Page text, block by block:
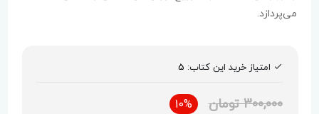
می‌پردازد.
امتیاز خرید این کتاب: 5
300,000 تومان 10%